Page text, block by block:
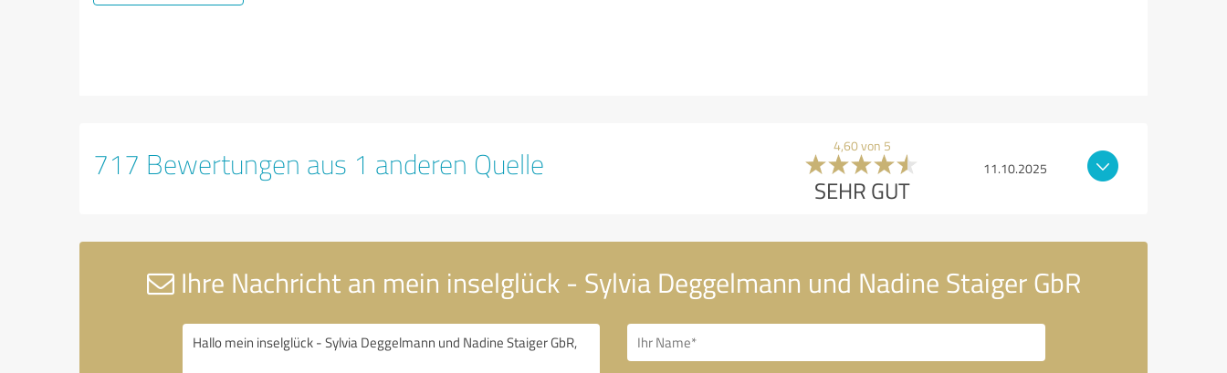
717 Bewertungen aus 1 anderen Quelle 4,60 von 5
SEHR GUT
11.10.2025
Ihre Nachricht an mein inselglück - Sylvia Deggelmann und Nadine Staiger GbR